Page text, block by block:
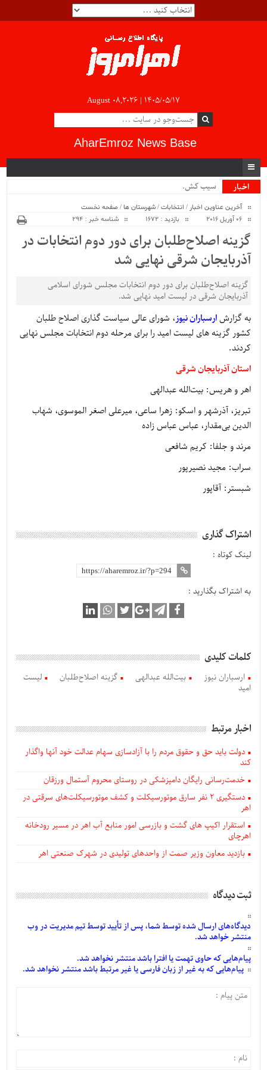
August 08,2026 | ۱۴۰۵/۰۵/۱۷
AharEmroz News Base
اخبار
سیب کشاو.
آخرین عناوین اخبار / انتخابات/شهرستان ها/صفحه نخست
06 آوریل 2016
بازدید : 1672 شناسه خبر : 294
گزینه اصلاح‌طلبان برای دور دوم انتخابات در
آذربایجان شرقی نهایی شد
گزینه اصلاح‌طلبان برای دور دوم انتخابات مجلس شورای اسلامی
آذربایجان شرقی در لیست امید نهایی شد.
به گزارشارسباران نیوز، شورای عالی سیاست گذاری اصلاح طلبان
کشور گزینه های لیست امید را برای مرحله دوم انتخابات مجلس نهایی
کردند.
استان آذربایجان‌ شرقی
اهر و هریس: بیت‌الله عبدالهی
تبریز، آذرشهر و اسکو: زهرا ساعی، میر‌علی‌ اصغر الموسوی، شهاب‌
الدین بی‌مقدار، عباس عباس‌ زاده
مرند و جلفا: کریم شافعی
سراب: مجید نصیرپور
شبستر: آقاپور
اشتراک گذاری
لینک کوتاه :
به اشتراک بگذارید :
کلمات کلیدی
ارسباران نیوز بیت‌الله عبدالهی گزینه اصلاح‌طلبان
لیست
امید
اخبار مرتبط
دولت باید حق و حقوق مردم را با آزادسازی سهام عدالت خود آنها واگذار
کند
خدمت‌رسانی رایگان دامپزشکی در روستای محروم آستمال ورزقان
دستگيری ۲ نفر سارق موتورسیکلت و کشف موتورسیکلت‌های سرقتی در
اهر
استقرار اکیپ های گشت و بازرسی امور منابع آب اهر در مسیر رودخانه
اهرچای
بازدید معاون وزیر صمت از واحدهای تولیدی در شهرک صنعتی اهر
ثبت دیدگاه
دیدگاه‌هایارسالشدهتوسط شما، پس ازتأییدتوسط تیم مدیریت در وب
منتشر خواهد شد.
پیام‌هاییکه حاوی تهمت یا افترا باشد منتشر نخواهد شد.
پیام‌هاییکه به غیر از زبان فارسی یا غیر مرتبط باشد منتشر نخواهد شد.